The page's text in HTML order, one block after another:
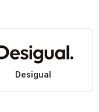
Desigual